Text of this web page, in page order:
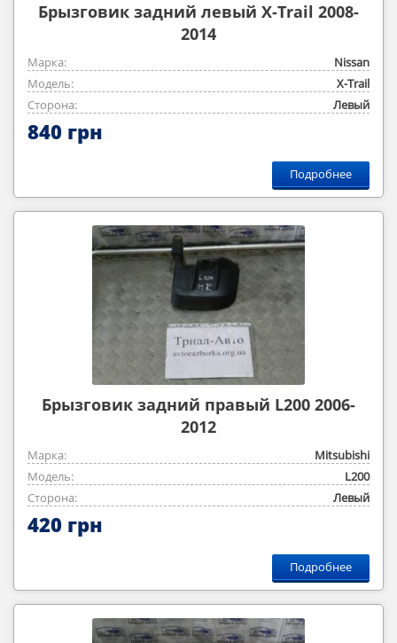
Брызговик задний левый X-Trail 2008-
2014
Марка:
Nissan
Модель:
X-Trail
Сторона:
Левый
840 грн
Подробнее
Брызговик задний правый L200 2006-
2012
Марка:
Mitsubishi
Модель:
L200
Сторона:
Левый
420 грн
Подробнее